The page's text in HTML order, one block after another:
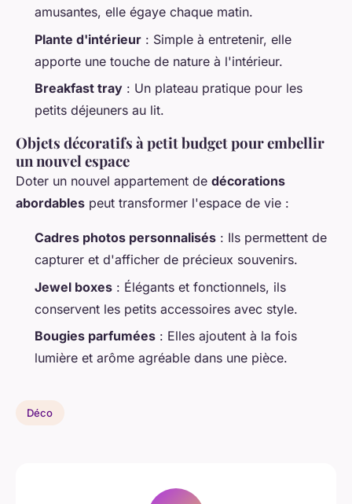
amusantes, elle égaye chaque matin.
Plante d'intérieur : Simple à entretenir, elle
apporte une touche de nature à l'intérieur.
Breakfast tray : Un plateau pratique pour les
petits déjeuners au lit.
Objets décoratifs à petit budget pour embellir
un nouvel espace
Doter un nouvel appartement de décorations
abordables peut transformer l'espace de vie :
Cadres photos personnalisés : Ils permettent de
capturer et d'afficher de précieux souvenirs.
Jewel boxes : Élégants et fonctionnels, ils
conservent les petits accessoires avec style.
Bougies parfumées : Elles ajoutent à la fois
lumière et arôme agréable dans une pièce.
Déco